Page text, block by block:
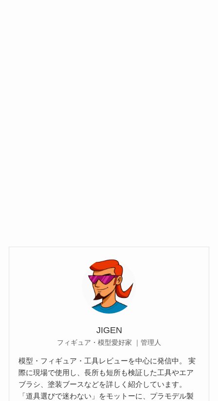
JIGEN
フィギュア・模型愛好家 ｜管理人
模型・フィギュア・工具レビューを中心に発信中。 実
際に現場で使用し、長所も短所も検証した工具やエア
ブラシ、塗装ブースなどを詳しく紹介しています。
「道具選びで迷わない」をモットーに、プラモデル製